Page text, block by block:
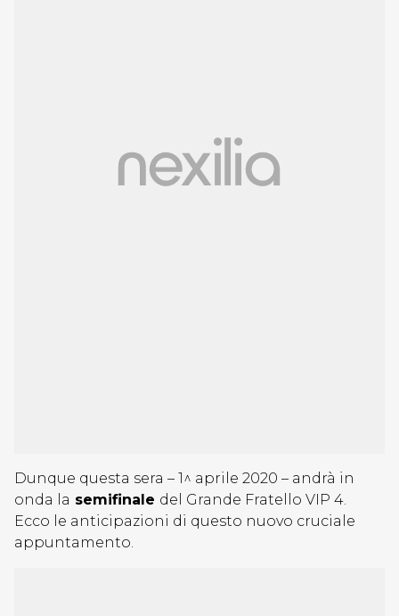
Dunque questa sera – 1^ aprile 2020 – andrà in
onda la semifinale del Grande Fratello VIP 4.
Ecco le anticipazioni di questo nuovo cruciale
appuntamento.